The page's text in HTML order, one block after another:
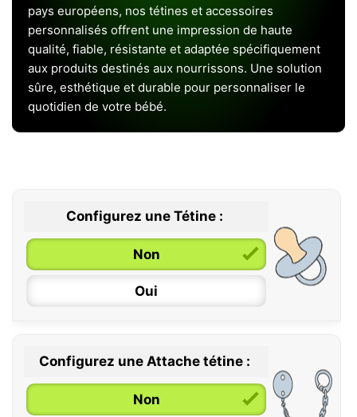
pays européens, nos tétines et accessoires
personnalisés offrent une impression de haute
qualité, fiable, résistante et adaptée spécifiquement
aux produits destinés aux nourrissons. Une solution
sûre, esthétique et durable pour personnaliser le
quotidien de votre bébé.
Configurez une Tétine :
Non
Oui
0 / 6 mois
6 / 36 mois
Configurez une Attache tétine :
Non